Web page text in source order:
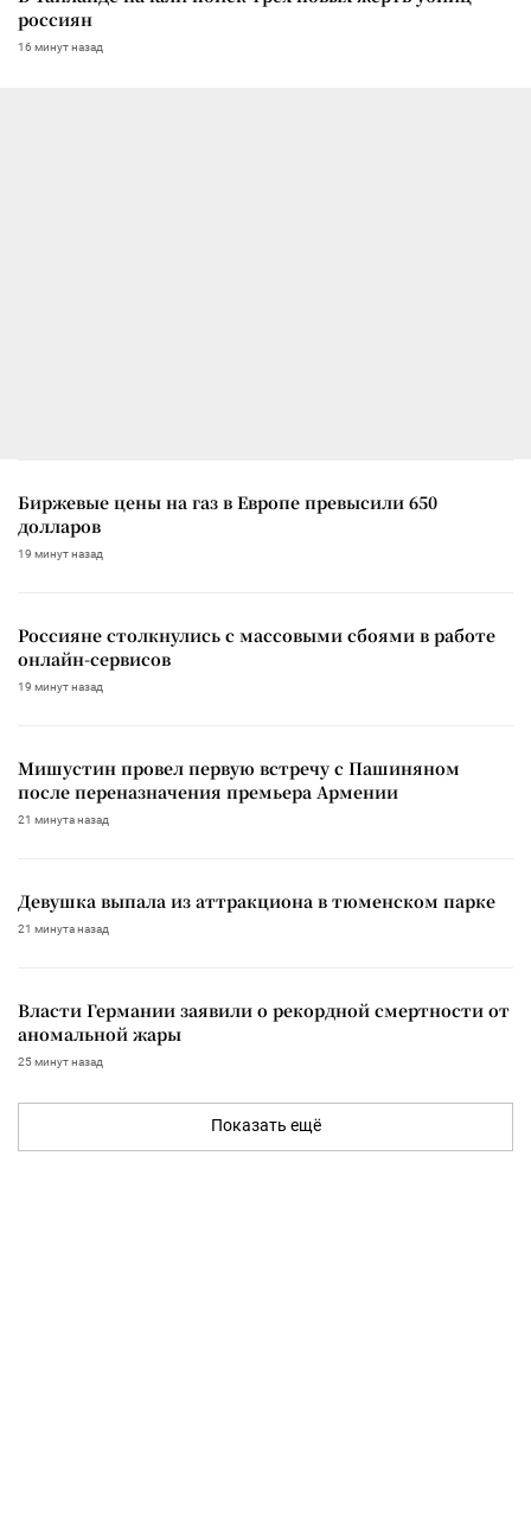
россиян
16 минут назад
Биржевые цены на газ в Европе превысили 650
долларов
19 минут назад
Россияне столкнулись с массовыми сбоями в работе
онлайн-сервисов
19 минут назад
Мишустин провел первую встречу с Пашиняном
после переназначения премьера Армении
21 минута назад
Девушка выпала из аттракциона в тюменском парке
21 минута назад
Власти Германии заявили о рекордной смертности от
аномальной жары
25 минут назад
Показать ещё